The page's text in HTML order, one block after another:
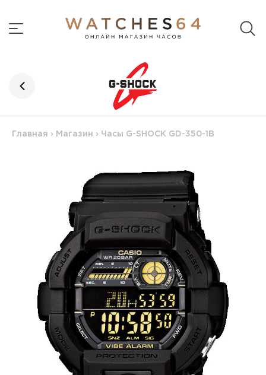
Главная › Магазин › Часы G-SHOCK GD-350-1B